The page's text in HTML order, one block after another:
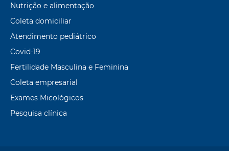
Nutrição e alimentação
Coleta domiciliar
Atendimento pediátrico
Covid-19
Fertilidade Masculina e Feminina
Coleta empresarial
Exames Micológicos
Pesquisa clínica